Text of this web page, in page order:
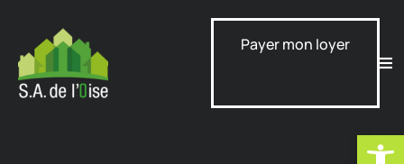
Ouvrir
Payer mon loyer